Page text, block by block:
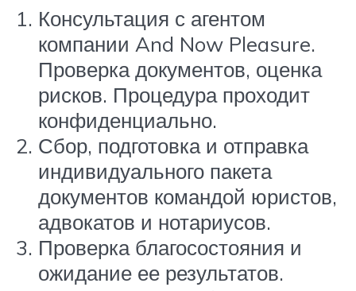
Консультация с агентом
компании And Now Pleasure.
Проверка документов, оценка
рисков. Процедура проходит
конфиденциально.
Сбор, подготовка и отправка
индивидуального пакета
документов командой юристов,
адвокатов и нотариусов.
Проверка благосостояния и
ожидание ее результатов.